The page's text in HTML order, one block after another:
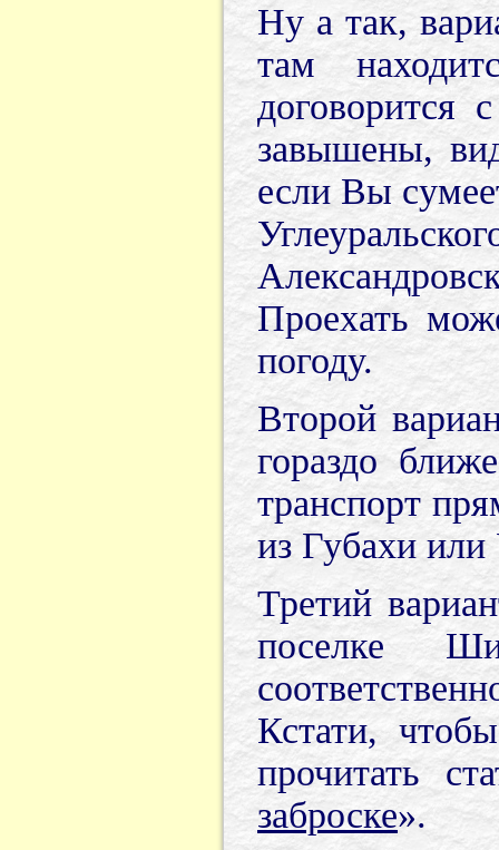
Ну а так,
там
договорится
завышены,
если Вы
Проехать
погоду.
Второй
гораздо
транспорт
из Губахи или
Третий
поселке
Кстати,
прочитать
заброске».